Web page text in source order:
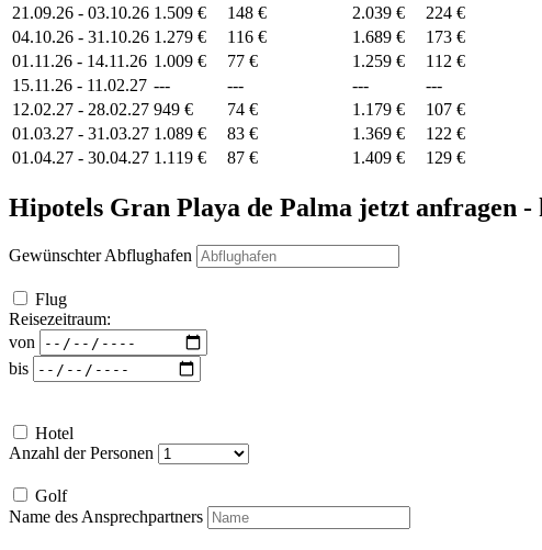
21.09.26 - 03.10.26 1.509 € 148 € 2.039 € 224 €
04.10.26 - 31.10.26 1.279 € 116 € 1.689 € 173 €
01.11.26 - 14.11.26 1.009 € 77 € 1.259 € 112 €
15.11.26 - 11.02.27 --- --- --- ---
12.02.27 - 28.02.27 949 € 74 € 1.179 € 107 €
01.03.27 - 31.03.27 1.089 € 83 € 1.369 € 122 €
01.04.27 - 30.04.27 1.119 € 87 € 1.409 € 129 €
Hipotels Gran Playa de Palma jetzt anfragen -
Gewünschter Abflughafen
Flug
Reisezeitraum:
von
bis
Hotel
Anzahl der Personen
Golf
Name des Ansprechpartners